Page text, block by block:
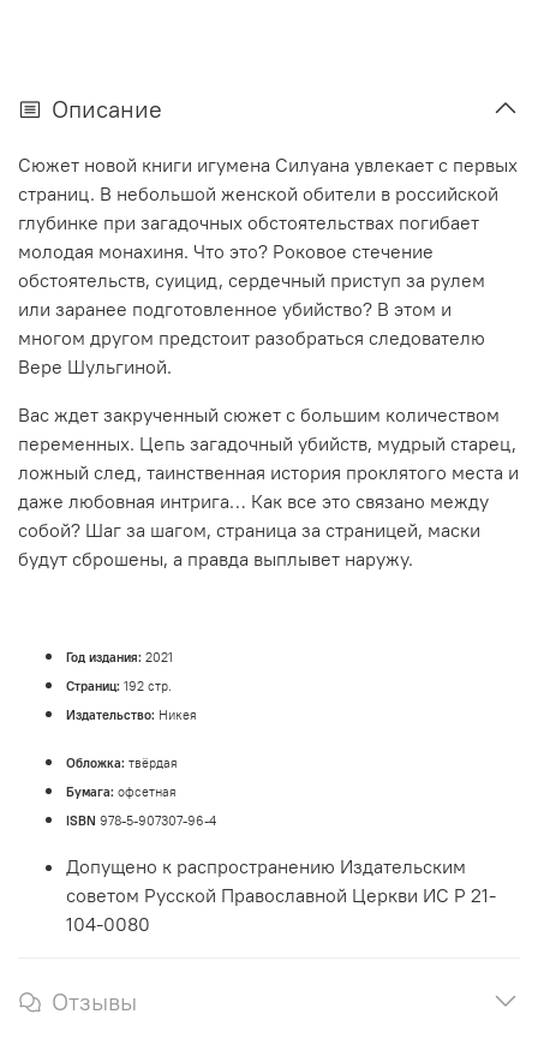
Описание
Сюжет новой книги игумена Силуана увлекает с первых
страниц. В небольшой женской обители в российской
глубинке при загадочных обстоятельствах погибает
молодая монахиня. Что это? Роковое стечение
обстоятельств, суицид, сердечный приступ за рулем
или заранее подготовленное убийство? В этом и
многом другом предстоит разобраться следователю
Вере Шульгиной.
Вас ждет закрученный сюжет с большим количеством
переменных. Цепь загадочный убийств, мудрый старец,
ложный след, таинственная история проклятого места и
даже любовная интрига… Как все это связано между
собой? Шаг за шагом, страница за страницей, маски
будут сброшены, а правда выплывет наружу.
Год издания: 2021
Страниц: 192 стр.
Издательство: Никея
Обложка: твёрдая
Бумага: офсетная
ISBN 978-5-907307-96-4
Допущено к распространению Издательским
советом Русской Православной Церкви ИС Р 21-
104-0080
Отзывы